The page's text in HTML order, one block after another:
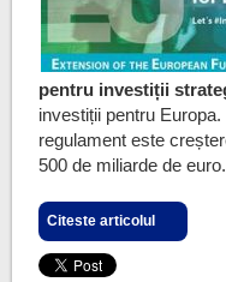
pentru investiții
investiții pentru
regulament este
500 de miliarde de euro.
Citeste articolul